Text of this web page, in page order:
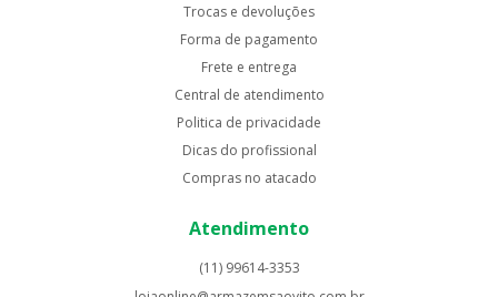
Trocas e devoluções
Forma de pagamento
Frete e entrega
Central de atendimento
Politica de privacidade
Dicas do profissional
Compras no atacado
Atendimento
(11) 99614-3353